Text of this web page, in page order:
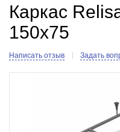
Каркас
150x75
Написать отзыв Задать